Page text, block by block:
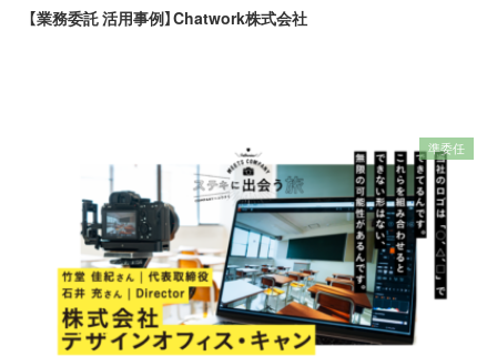
【業務委託 活用事例】Chatwork株式会社
準委任